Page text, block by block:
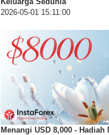
2026-05-01 15:11:00
Menangi USD 8,000 - Hadiah